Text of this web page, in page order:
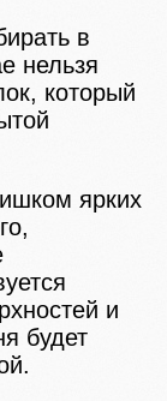
в
нельзя
который
ярких
и
будет